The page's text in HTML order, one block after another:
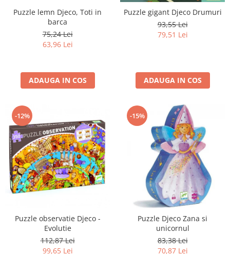
Puzzle lemn Djeco, Toti in
barca
75,24 Lei
63,96 Lei
ADAUGA IN COS
Puzzle gigant Djeco Drumuri
93,55 Lei
79,51 Lei
ADAUGA IN COS
-12%
Puzzle observatie Djeco -
Evolutie
112,87 Lei
99,65 Lei
-15%
Puzzle Djeco Zana si
unicornul
83,38 Lei
70,87 Lei